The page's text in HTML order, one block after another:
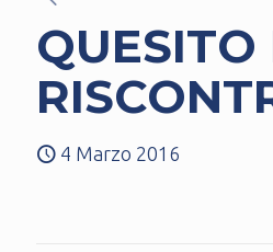
QUESITO
4 Marzo 2016